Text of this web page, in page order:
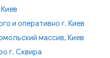
и оперативно г. Киев
массив, Киев
г. Сквира